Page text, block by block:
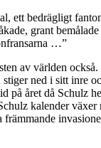
ett bedrägligt
grant
…”
av världen
stiger ned i sitt inre
på året då Schulz
kalender växer
främmande